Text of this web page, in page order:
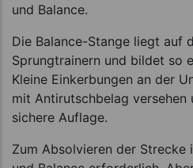
und Balance.
Die Balance-Stange liegt auf
Sprungtrainern und bildet so
Kleine Einkerbungen an der
mit Antirutschbelag versehen
sichere Auflage.
Zum Absolvieren der Strecke